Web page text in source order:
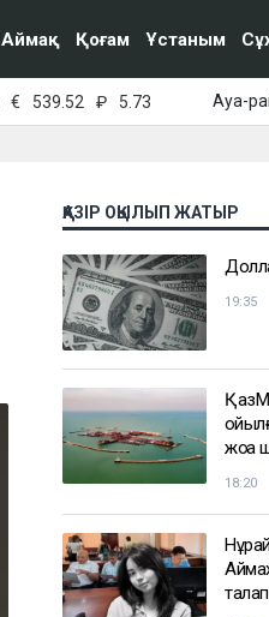
Аймақ Қоғам Ұстаным
€ 539.52 ₽ 5.73 Ауа-
ҚАЗІР ОҚЫЛЫП ЖАТЫР
19:35
18:20
талап